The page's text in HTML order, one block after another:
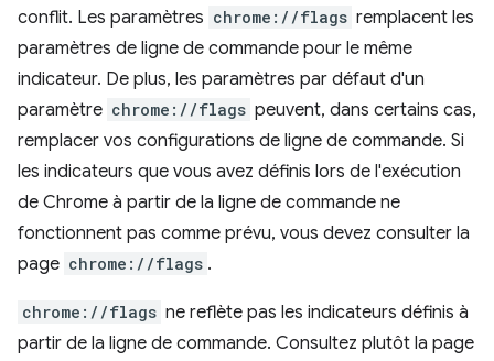
conflit. Les paramètres chrome://flags remplacent les
paramètres de ligne de commande pour le même
indicateur. De plus, les paramètres par défaut d'un
paramètre chrome://flags peuvent, dans certains cas,
remplacer vos configurations de ligne de commande. Si
les indicateurs que vous avez définis lors de l'exécution
de Chrome à partir de la ligne de commande ne
fonctionnent pas comme prévu, vous devez consulter la
page chrome://flags .
chrome://flags ne reflète pas les indicateurs définis à
partir de la ligne de commande. Consultez plutôt la page